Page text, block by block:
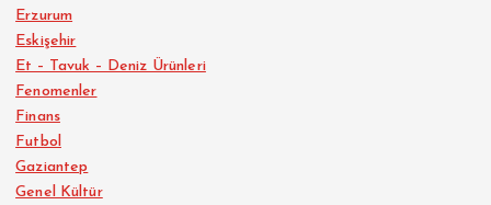
Erzurum
Eskişehir
Et – Tavuk – Deniz Ürünleri
Fenomenler
Finans
Futbol
Gaziantep
Genel Kültür